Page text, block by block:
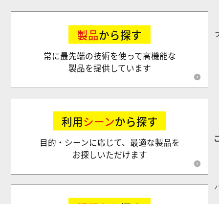
製品から探す
常に最先端の技術を使って高機能な
製品を提供しています
利用シーンから探す
目的・シーンに応じて、最適な製品を
お探しいただけます